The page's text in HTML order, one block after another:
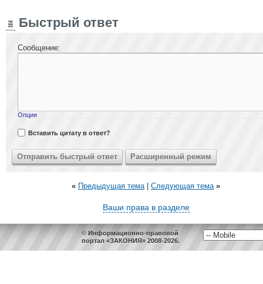
Быстрый ответ
Сообщение:
Опции
Вставить цитату в ответ?
« Предыдущая тема| Следующая тема »
Ваши права в разделе
© Информационно-правовой
портал «ЗАКОНИЯ» 2008-2026.